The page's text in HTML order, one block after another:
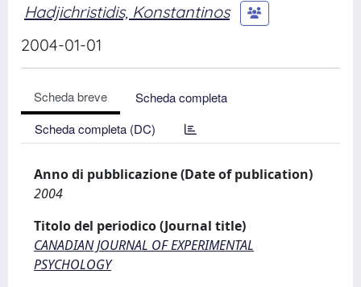
Hadjichristidis, Konstantinos
2004-01-01
Scheda breve
Scheda completa
Scheda completa (DC)
Anno di pubblicazione (Date of publication)
2004
Titolo del periodico (Journal title)
CANADIAN JOURNAL OF EXPERIMENTAL
PSYCHOLOGY